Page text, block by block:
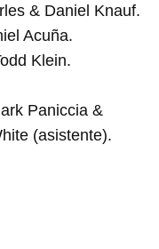
& Daniel Knauf.
Acuña.
Klein.
Paniccia &
(asistente).